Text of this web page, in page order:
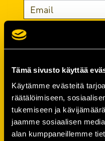
Tämä sivusto käyttää
Käytämme evästeitä
räätälöimiseen,
tukemiseen ja
jaamme sosiaalisen
alan kumppaneillemme
Password
Password (*):
Confirm password